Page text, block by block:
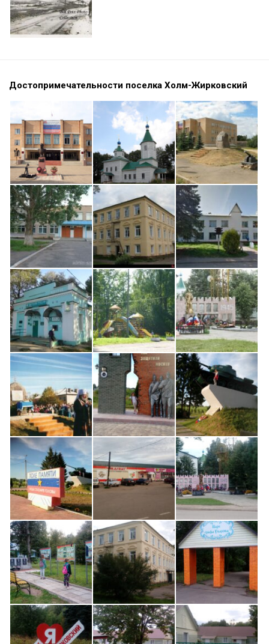
Достопримечательности поселка Холм-Жирковский